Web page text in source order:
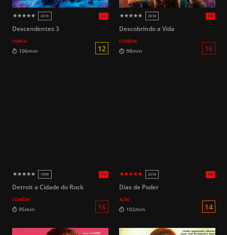
16
Descendentes 3
FAMÍLIA
Descobrindo a Vida
COMÉDIA
Detroit a Cidade do Rock
COMÉDIA
Dias de Poder
AÇÃO